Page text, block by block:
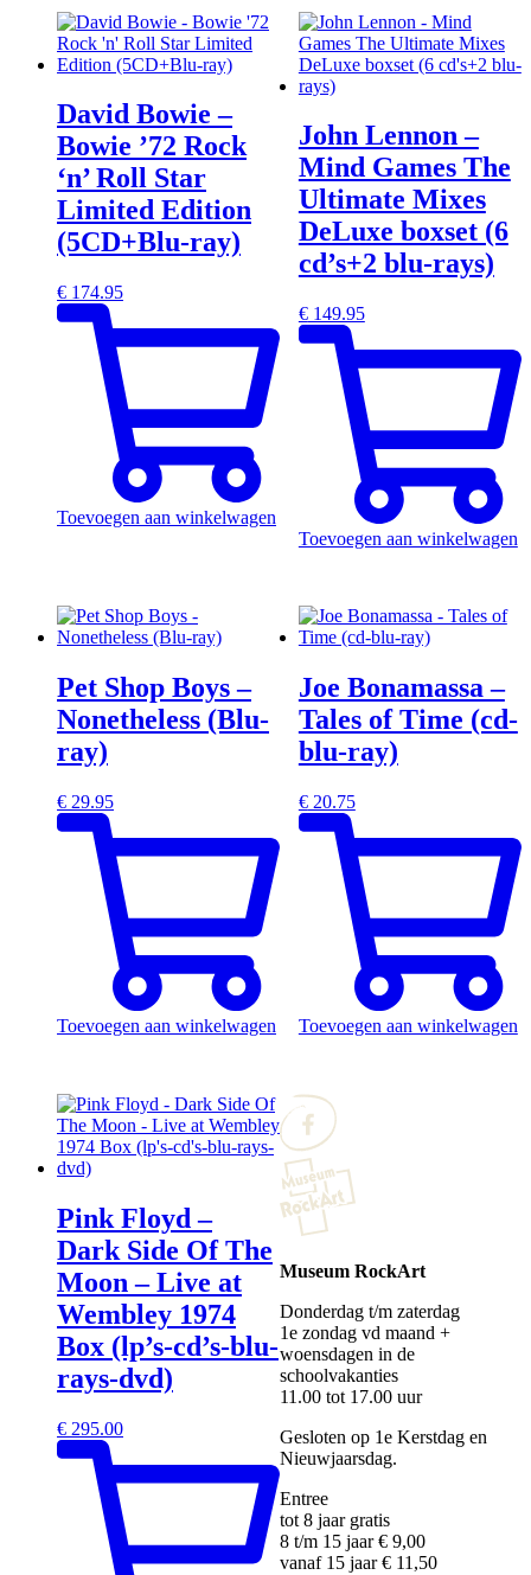
David Bowie –
Bowie ’72 Rock
‘n’ Roll Star
Limited Edition
(5CD+Blu-ray)
€ 174.95
Toevoegen aan winkelwagen
John Lennon –
Mind Games The
Ultimate Mixes
DeLuxe boxset (6
cd’s+2 blu-rays)
€149.95
Toevoegen aan winkelwagen
Pet Shop Boys –
Nonetheless (Blu-
ray)
€ 29.95
Toevoegen aan winkelwagen
Joe Bonamassa –
Tales of Time (cd-
blu-ray)
€20.75
Toevoegen aan winkelwagen
Pink Floyd –
Dark Side Of The
Moon – Live at
Wembley 1974
Box (lp’s-cd’s-blu-
rays-dvd)
€ 295.00
Museum RockArt
Donderdag t/m zaterdag
1e zondag vd maand +
woensdagen in de
schoolvakanties
11.00 tot 17.00 uur
Gesloten op 1e Kerstdag en
Nieuwjaarsdag.
Entree
tot 8 jaar gratis
8 t/m 15 jaar € 9,00
vanaf 15 jaar € 11,50